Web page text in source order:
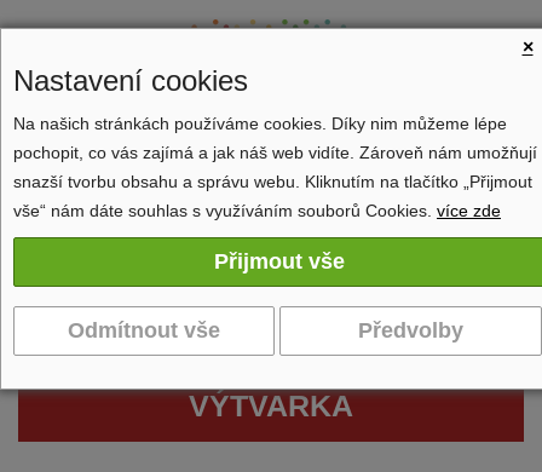
Zobrazit navigaci
VÝTVARKA
×
Nastavení cookies
Na našich stránkách používáme cookies. Díky nim můžeme lépe
pochopit, co vás zajímá a jak náš web vidíte. Zároveň nám umožňují
snazší tvorbu obsahu a správu webu. Kliknutím na tlačítko „Přijmout
vše“ nám dáte souhlas s využíváním souborů Cookies. více zde